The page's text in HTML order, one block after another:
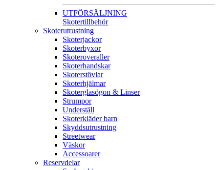
UTFÖRSÄLJNING
Skotertillbehör
Skoterutrustning
Skoterjackor
Skoterbyxor
Skoteroveraller
Skoterhandskar
Skoterstövlar
Skoterhjälmar
Skoterglasögon & Linser
Strumpor
Underställ
Skoterkläder barn
Skyddsutrustning
Streetwear
Väskor
Accessoarer
Reservdelar